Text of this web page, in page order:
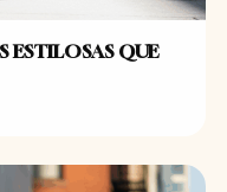
ESTILOSAS QUE